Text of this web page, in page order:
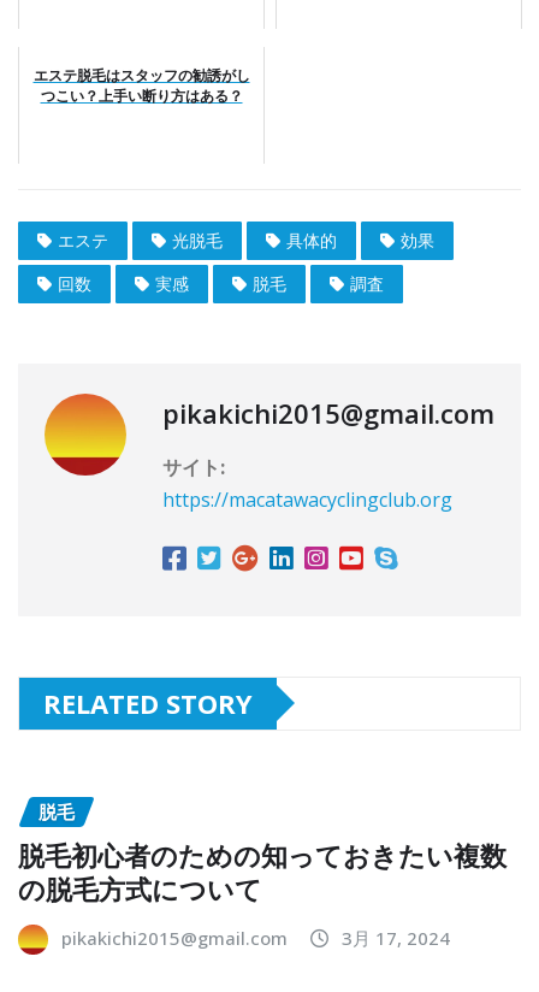
エステ脱毛はスタッフの勧誘がし
つこい？上手い断り方はある？
エステ 光脱毛 具体的
効果
回数
実感 脱毛 調査
pikakichi2015@gmail.com
サイト:
https://macatawacyclingclub.org
RELATED STORY
脱毛
脱毛初心者のための知っておきたい複数
の脱毛方式について
pikakichi2015@gmail.com 3月 17, 2024